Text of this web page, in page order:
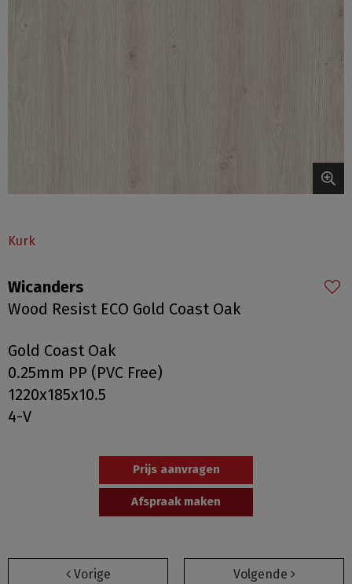
Kurk
Wicanders
Wood Resist ECO Gold Coast Oak
Gold Coast Oak
0.25mm PP (PVC Free)
1220x185x10.5
4-V
Prijs aanvragen
Afspraak maken
Vorige Volgende